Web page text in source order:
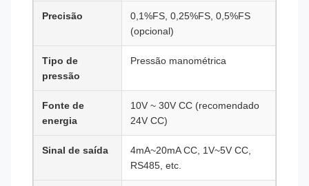
Precisão
0,1%FS, 0,25%FS, 0,5%FS
(opcional)
Tipo de
pressão
Pressão manométrica
Fonte de
energia
10V ~ 30V CC (recomendado
24V CC)
Sinal de saída
4mA~20mA CC, 1V~5V CC,
RS485, etc.